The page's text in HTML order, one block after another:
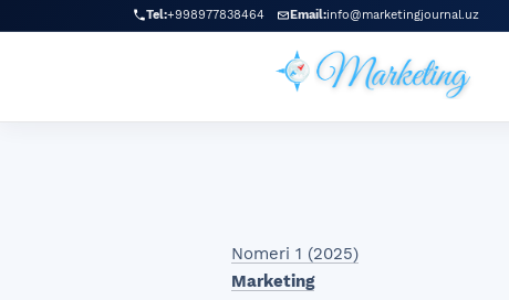
Skip to main navigation menu
Skip to main content
Skip to site footer
Tel:+998977838464 Email:info@marketingjournal.uz
Nomeri 1 (2025)
Marketing